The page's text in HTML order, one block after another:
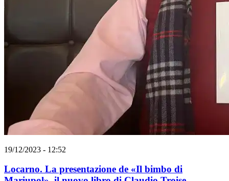
19/12/2023 - 12:52
Locarno. La presentazione de «Il bimbo di